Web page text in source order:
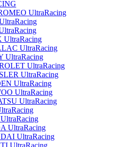
UltraRacing
UltraRacing
UltraRacing
UltraRacing
UltraRacing
UltraRacing
UltraRacing
UltraRacing
UltraRacing
UltraRacing
UltraRacing
UltraRacing